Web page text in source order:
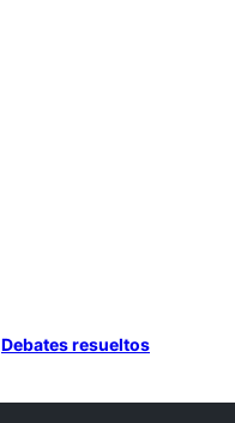
Debates resueltos